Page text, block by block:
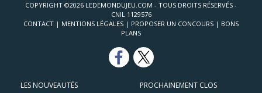
COPYRIGHT ©2026 LEDEMONDUJEU.COM - TOUS DROITS RÉSERVÉS -
CNIL 1129576
CONTACT | MENTIONS LÉGALES | PROPOSER UN CONCOURS | BONS
PLANS
LES NOUVEAUTÉS PROCHAINEMENT CLOS